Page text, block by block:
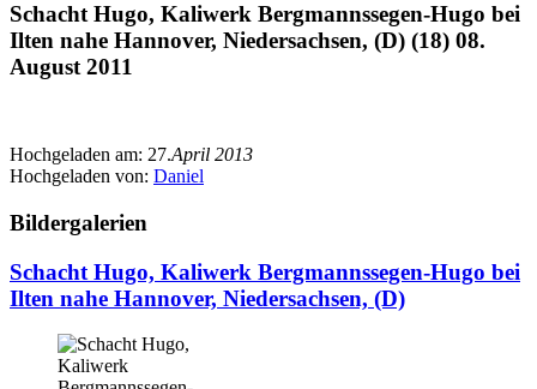
Schacht Hugo, Kaliwerk Bergmannssegen-Hugo bei
Ilten nahe Hannover, Niedersachsen, (D) (18) 08.
August 2011
Hochgeladen am: 27.April 2013
Hochgeladen von: Daniel
Bildergalerien
Schacht Hugo, Kaliwerk Bergmannssegen-Hugo bei
Ilten nahe Hannover, Niedersachsen, (D)